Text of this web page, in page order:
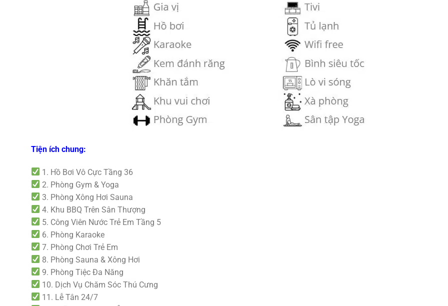
Tiện ích chung:
1. Hồ Bơi Vô Cực Tầng 36
2. Phòng Gym & Yoga
3. Phòng Xông Hơi Sauna
4. Khu BBQ Trên Sân Thượng
5. Công Viên Nước Trẻ Em Tầng 5
6. Phòng Karaoke
7. Phòng Chơi Trẻ Em
8. Phòng Sauna & Xông Hơi
9. Phòng Tiệc Đa Năng
10. Dịch Vụ Chăm Sóc Thú Cưng
11. Lễ Tân 24/7